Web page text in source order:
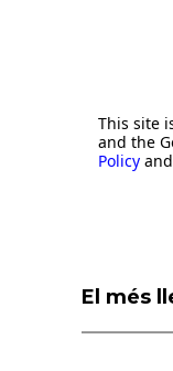
This site
and the
Policy and
El més